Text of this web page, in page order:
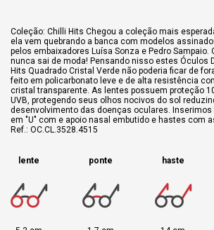
Coleção: Chilli Hits Chegou a coleção mais
ela vem quebrando a banca com modelos
pelos embaixadores Luísa Sonza e Pedro Sampaio.
nunca sai de moda! Pensando nisso estes Óculos
Hits Quadrado Cristal Verde não poderia ficar de
feito em policarbonato leve e de alta resistência
cristal transparente. As lentes possuem proteção
UVB, protegendo seus olhos nocivos do sol
desenvolvimento das doenças oculares. Inserimos
em "U" com e apoio nasal embutido e hastes com
Ref.: OC.CL.3528.4515
lente ponte haste